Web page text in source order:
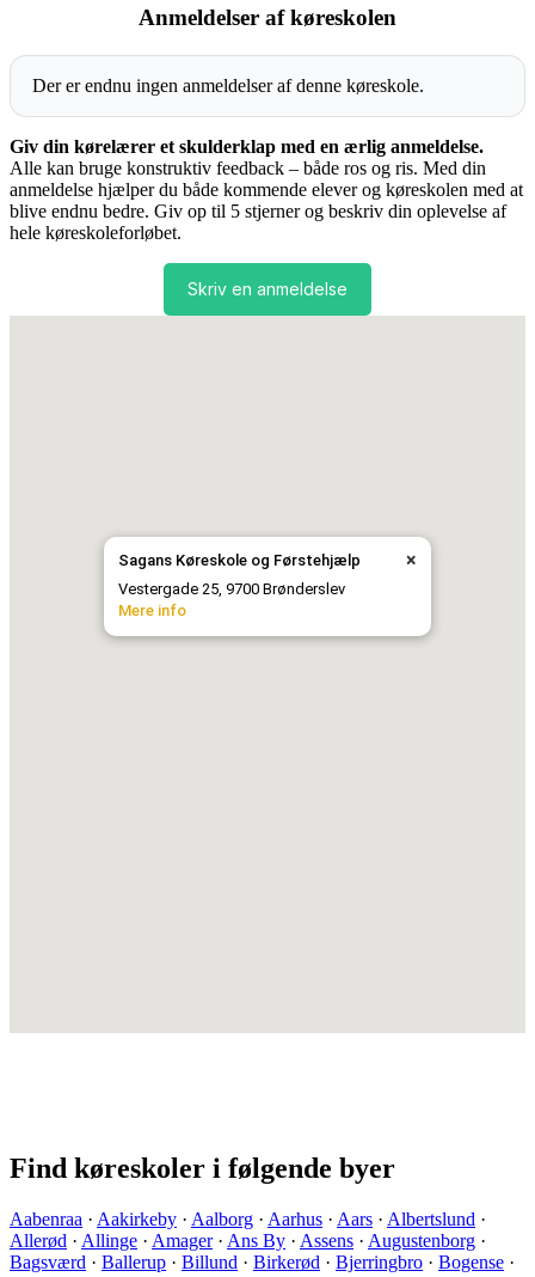
Anmeldelser af køreskolen
Der er endnu ingen anmeldelser af denne køreskole.
Giv din kørelærer et skulderklap med en ærlig anmeldelse.
Alle kan bruge konstruktiv feedback – både ros og ris. Med din
anmeldelse hjælper du både kommende elever og køreskolen med at
blive endnu bedre. Giv op til 5 stjerner og beskriv din oplevelse af
hele køreskoleforløbet.
Skriv en anmeldelse
×
Sagans Køreskole og Førstehjælp
Vestergade 25, 9700 Brønderslev
Mere info
Find køreskoler i følgende byer
Aabenraa · Aakirkeby · Aalborg · Aarhus · Aars · Albertslund ·
Allerød · Allinge · Amager· Ans By · Assens · Augustenborg ·
Bagsværd · Ballerup · Billund · Birkerød · Bjerringbro · Bogense ·